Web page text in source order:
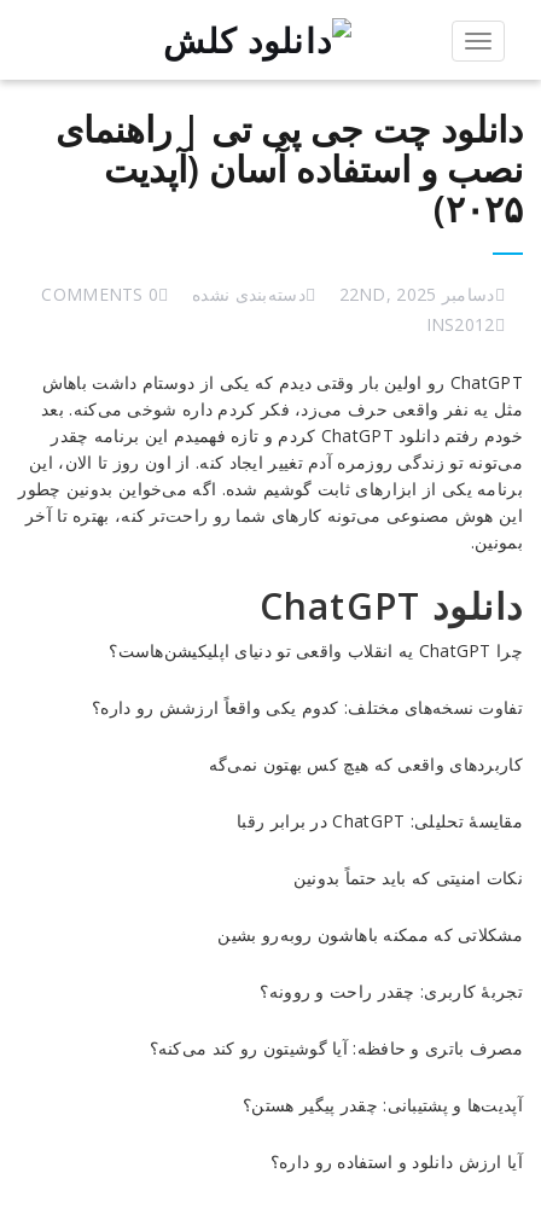
Toggle
دانلود چت جی پی تی | راهنمای
نصب و استفاده آسان (آپدیت
۲۰۲۵)
دسامبر 22ND, 2025 دسته‌بندی نشده
0 COMMENTS
INS2012
دانلود
چت
جی
تی
|
راهنمای
استفاده
آسان
(آپدیت
۲۰۲۵)
by
on
22Rating:
ChatGPT رو اولین بار وقتی دیدم که یکی از دوستام داشت باهاش
مثل یه نفر واقعی حرف می‌زد، فکر کردم داره شوخی می‌کنه. بعد
خودم رفتم دانلود ChatGPT کردم و تازه فهمیدم این برنامه چقدر
می‌تونه تو زندگی روزمره آدم تغییر ایجاد کنه. از اون روز تا الان، این
برنامه یکی از ابزارهای ثابت گوشیم شده. اگه می‌خواین بدونین چطور
این هوش مصنوعی می‌تونه کارهای شما رو راحت‌تر کنه، بهتره تا آخر
بمونین.
دانلود ChatGPT
چرا ChatGPT یه انقلاب واقعی تو دنیای اپلیکیشن‌هاست؟
تفاوت نسخه‌های مختلف: کدوم یکی واقعاً ارزشش رو داره؟
کاربردهای واقعی که هیچ کس بهتون نمی‌گه
مقایسهٔ تحلیلی: ChatGPT در برابر رقبا
نکات امنیتی که باید حتماً بدونین
مشکلاتی که ممکنه باهاشون روبه‌رو بشین
تجربهٔ کاربری: چقدر راحت و روونه؟
مصرف باتری و حافظه: آیا گوشیتون رو کند می‌کنه؟
آپدیت‌ها و پشتیبانی: چقدر پیگیر هستن؟
آیا ارزش دانلود و استفاده رو داره؟